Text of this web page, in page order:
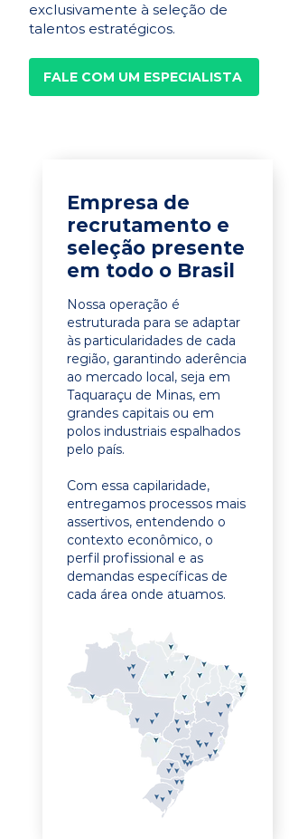
exclusivamente à seleção de
talentos estratégicos.
FALE COM UM ESPECIALISTA
Empresa de
recrutamento e
seleção presente
em todo o Brasil
Nossa operação é
estruturada para se adaptar
às particularidades de cada
região, garantindo aderência
ao mercado local, seja em
Taquaraçu de Minas, em
grandes capitais ou em
polos industriais espalhados
pelo país.
Com essa capilaridade,
entregamos processos mais
assertivos, entendendo o
contexto econômico, o
perfil profissional e as
demandas específicas de
cada área onde atuamos.